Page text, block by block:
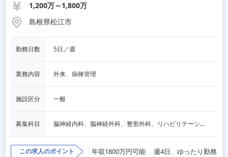
1,200万～1,800万
島根県松江市
勤務日数 5日／週
業務内容 外来、病棟管理
施設区分 一般
募集科目 脳神経内科、脳神経外科、整形外科、リハビリテーション科
この求人のポイント 年収1800万円可能 週4日、ゆったり勤務